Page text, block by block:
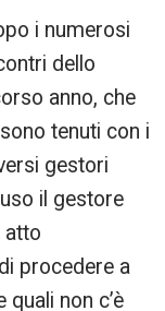
i numerosi
dello
anno, che
tenuti con i
gestori
il gestore
atto
procedere a
non c’è